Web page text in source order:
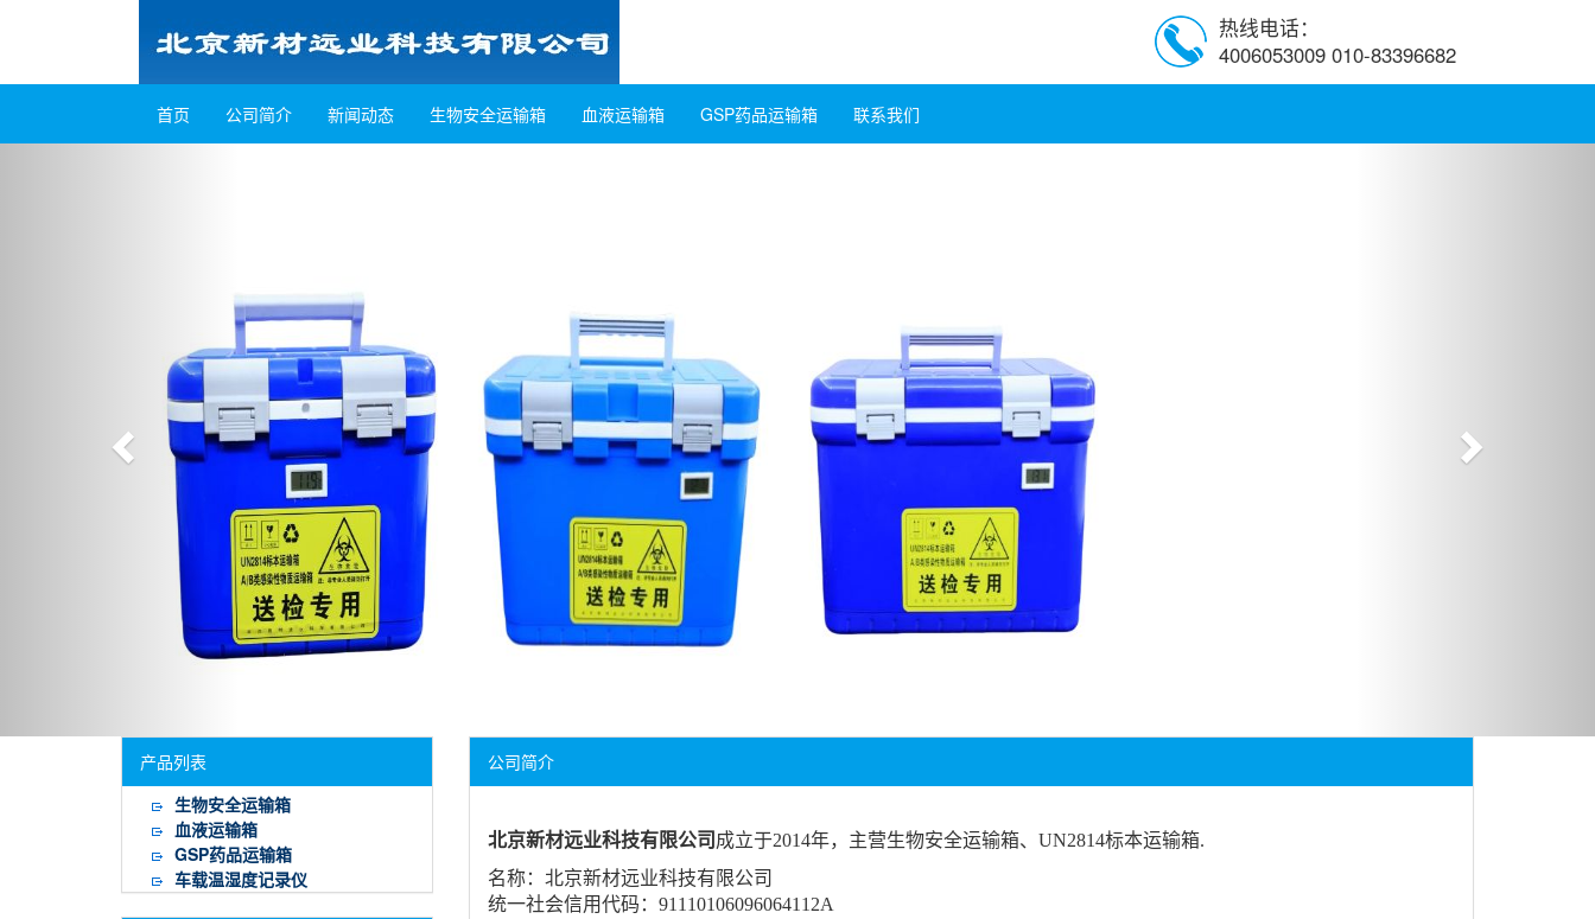
热线电话：
4006053009 010-83396682
首页 公司简介 新闻动态 生物安全运输箱 血液运输箱 GSP药品运输箱 联系我们
产品列表
生物安全运输箱
血液运输箱
GSP药品运输箱
车载温湿度记录仪
公司简介
北京新材远业科技有限公司 成立于2014年，主营生物安全运输箱、UN2814标本运输箱.
名称：北京新材远业科技有限公司
统一社会信用代码：91110106096064112A